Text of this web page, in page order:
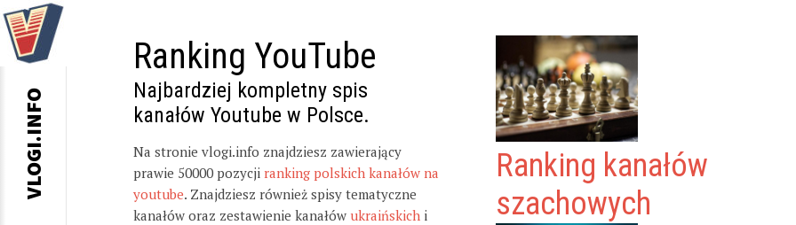
Ranking YouTube
Najbardziej kompletny spis
kanałów Youtube w Polsce.
Na stronie vlogi.info znajdziesz zawierający
prawie 50000 pozycji ranking polskich kanałów na
youtube. Znajdziesz również spisy tematyczne
kanałów oraz zestawienie kanałów ukraińskich i
Ranking kanałów
szachowych
VLOGI.INFO